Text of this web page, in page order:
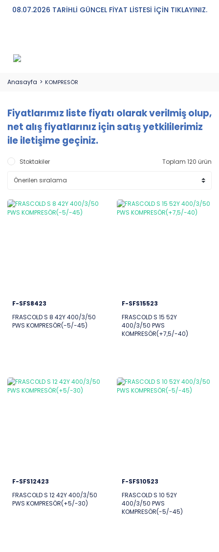
08.07.2026 TARİHLİ GÜNCEL FİYAT LİSTESİ İÇİN TIKLAYINIZ.
Anasayfa KOMPRESÖR
Fiyatlarımız liste fiyatı olarak verilmiş olup,
net alış fiyatlarınız için satış yetkililerimiz
ile iletişime geçiniz.
Stoktakiler Toplam 120 ürün
F-SFS8423
FRASCOLD S 8 42Y 400/3/50
PWS KOMPRESÖR(-5/-45)
F-SFS15523
FRASCOLD S 15 52Y
400/3/50 PWS
KOMPRESÖR(+7,5/-40)
F-SFS12423
FRASCOLD S 12 42Y 400/3/50
PWS KOMPRESÖR(+5/-30)
F-SFS10523
FRASCOLD S 10 52Y
400/3/50 PWS
KOMPRESÖR(-5/-45)